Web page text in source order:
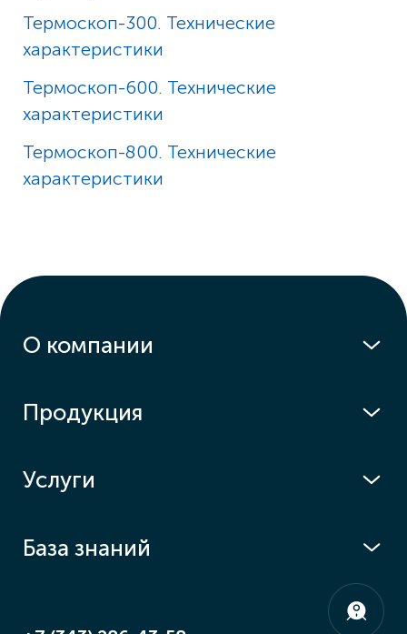
Термоскоп-300. Технические
характеристики
Термоскоп-600. Технические
характеристики
Термоскоп-800. Технические
характеристики
О компании
Продукция
Услуги
База знаний